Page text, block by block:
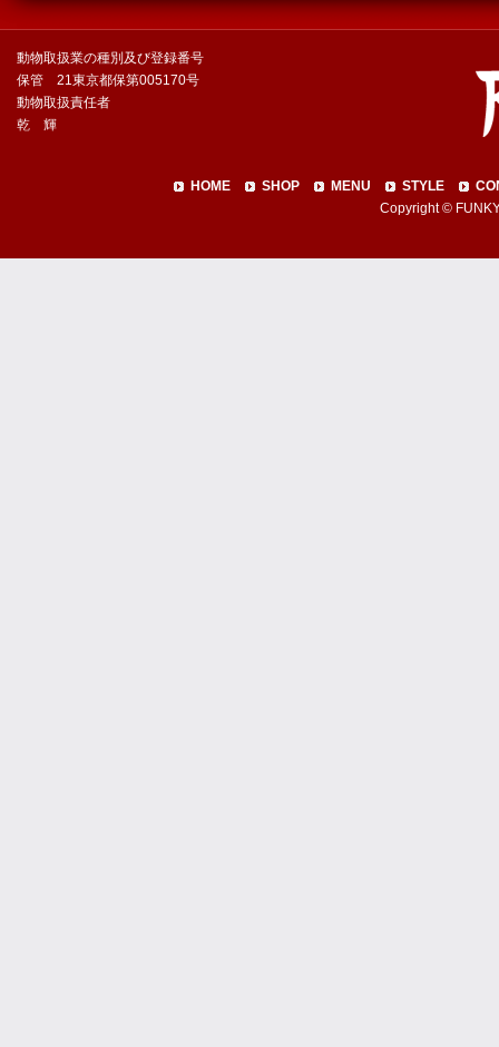
動物取扱業の種別及び登録番号
保管 21東京都保第005170号
動物取扱責任者
乾 輝
HOME SHOP MENU STYLE
Copyright ©